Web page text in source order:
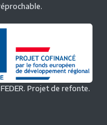
Projet de refonte.